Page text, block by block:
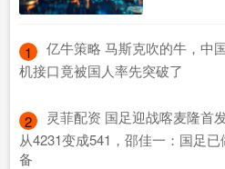
1
亿牛策略 马斯克吹的牛，中
机接口竟被国人率先突破了
2
灵菲配资 国足迎战喀麦隆首
从4231变成541，邵佳一：国足
备